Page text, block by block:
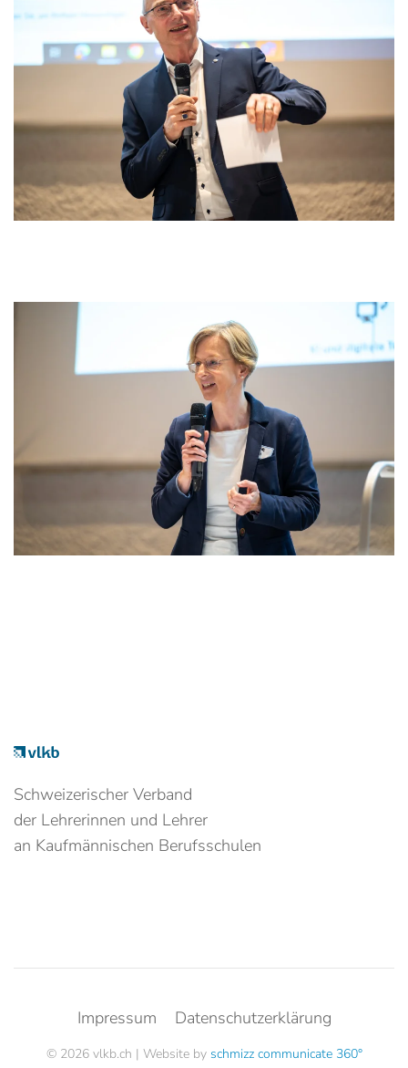
Schweizerischer Verband
der Lehrerinnen und Lehrer
an Kaufmännischen Berufsschulen
Impressum Datenschutzerklärung
© 2026 vlkb.ch | Website by schmizz communicate 360°